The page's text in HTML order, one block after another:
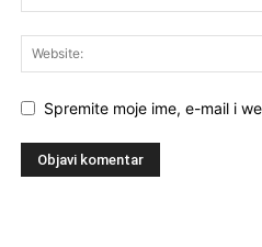
Spremite moje ime, e-mail i